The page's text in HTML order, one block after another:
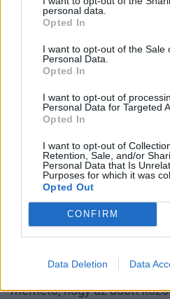
personal data.
Opted In
I want to opt-out of the Sale
Personal Data.
Opted In
I want to opt-out of
Personal Data for Targeted
Opted In
I want to opt-out of
Retention, Sale, and/or
Personal Data that Is
Purposes for which it was
Opted Out
CONFIRM
Data Deletion Data
szintén eltéríthetett
szimbolikus volta,
cselekvőképességgel.
Kevesebb szavazó,
A 2023-as választásokon a
által kapott szavazatok
amit a szervezet valaha is
nemcsak a magas országos
Kotnarowski által
mérhető, hogy az adott